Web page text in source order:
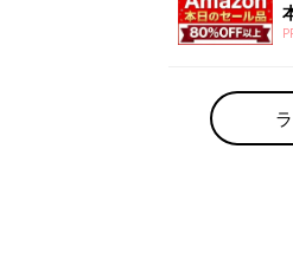
赤ちゃん
育児日記・マン